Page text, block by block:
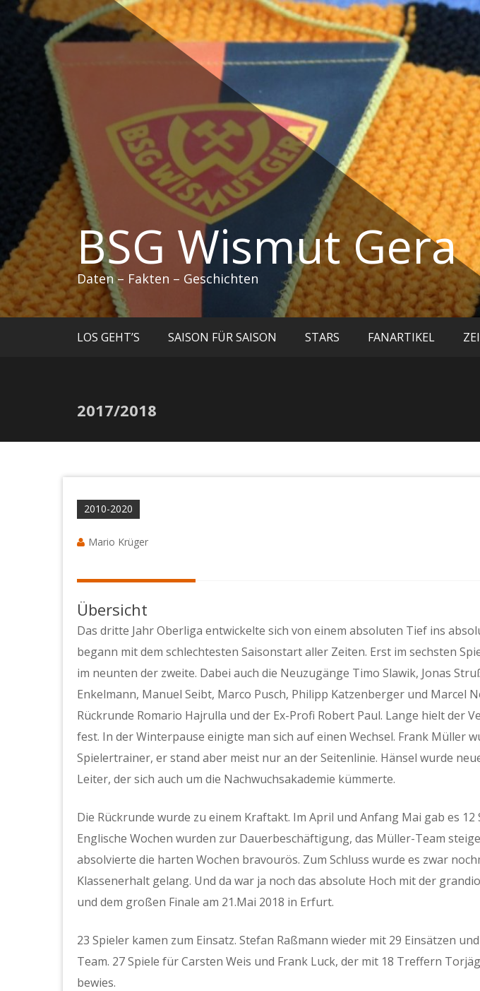
Zum
springen
BSG Wismut Gera
Daten – Fakten – Geschichten
LOS GEHT’S SAISON FÜR SAISON STARS FANARTIKEL
2017/2018
2010-2020
Mario Krüger
Übersicht
Das dritte Jahr Oberliga entwickelte sich von einem absoluten Tief ins
begann mit dem schlechtesten Saisonstart aller Zeiten. Erst im sechsten
im neunten der zweite. Dabei auch die Neuzugänge Timo Slawik, Jonas
Enkelmann, Manuel Seibt, Marco Pusch, Philipp Katzenberger und Marcel
Rückrunde Romario Hajrulla und der Ex-Profi Robert Paul. Lange hielt der
fest. In der Winterpause einigte man sich auf einen Wechsel. Frank Müller
Spielertrainer, er stand aber meist nur an der Seitenlinie. Hänsel wurde
Leiter, der sich auch um die Nachwuchsakademie kümmerte.
Die Rückrunde wurde zu einem Kraftakt. Im April und Anfang Mai gab es 12
Englische Wochen wurden zur Dauerbeschäftigung, das Müller-Team
absolvierte die harten Wochen bravourös. Zum Schluss wurde es zwar
Klassenerhalt gelang. Und da war ja noch das absolute Hoch mit der
und dem großen Finale am 21.Mai 2018 in Erfurt.
23 Spieler kamen zum Einsatz. Stefan Raßmann wieder mit 29 Einsätzen
Team. 27 Spiele für Carsten Weis und Frank Luck, der mit 18 Treffern
bewies.